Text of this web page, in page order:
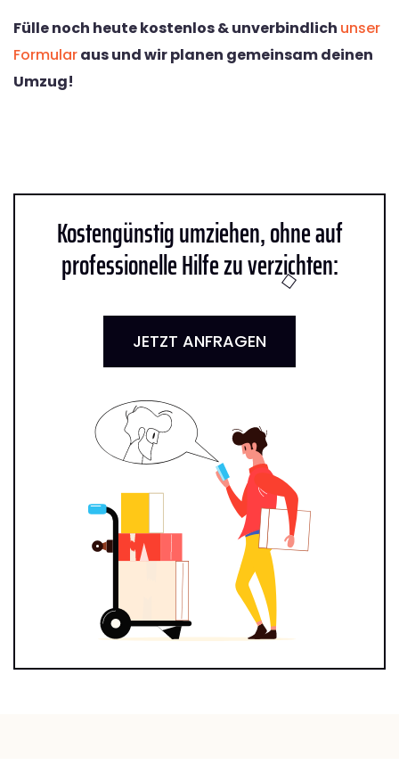
Fülle noch heute kostenlos & unverbindlich unser
Formularaus und wir planen gemeinsam deinen
Umzug!
Kostengünstig umziehen, ohne auf
professionelle Hilfe zu verzichten:
JETZT ANFRAGEN